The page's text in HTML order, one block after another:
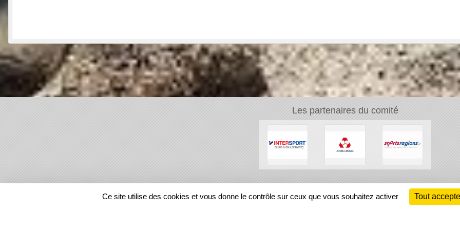
Les partenaires du comité
REGIONS
Ce site utilise des cookies et vous donne le contrôle sur ceux que vous souhaitez activer Tout